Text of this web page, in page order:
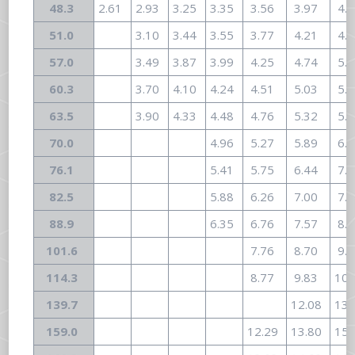
48.3
2.61 2.93 3.25 3.35 3.56 3.97
51.0
3.10 3.44 3.55 3.77 4.21
57.0
3.49 3.87 3.99 4.25 4.74
60.3
3.70 4.10 4.24 4.51 5.03
63.5
3.90 4.33 4.48 4.76 5.32
70.0
4.96 5.27 5.89
76.1
5.41 5.75 6.44
82.5
5.88 6.26 7.00
88.9
6.35 6.76 7.57
101.6
7.76 8.70
114.3
8.77 9.83
139.7
12.08
159.0
12.29 13.80